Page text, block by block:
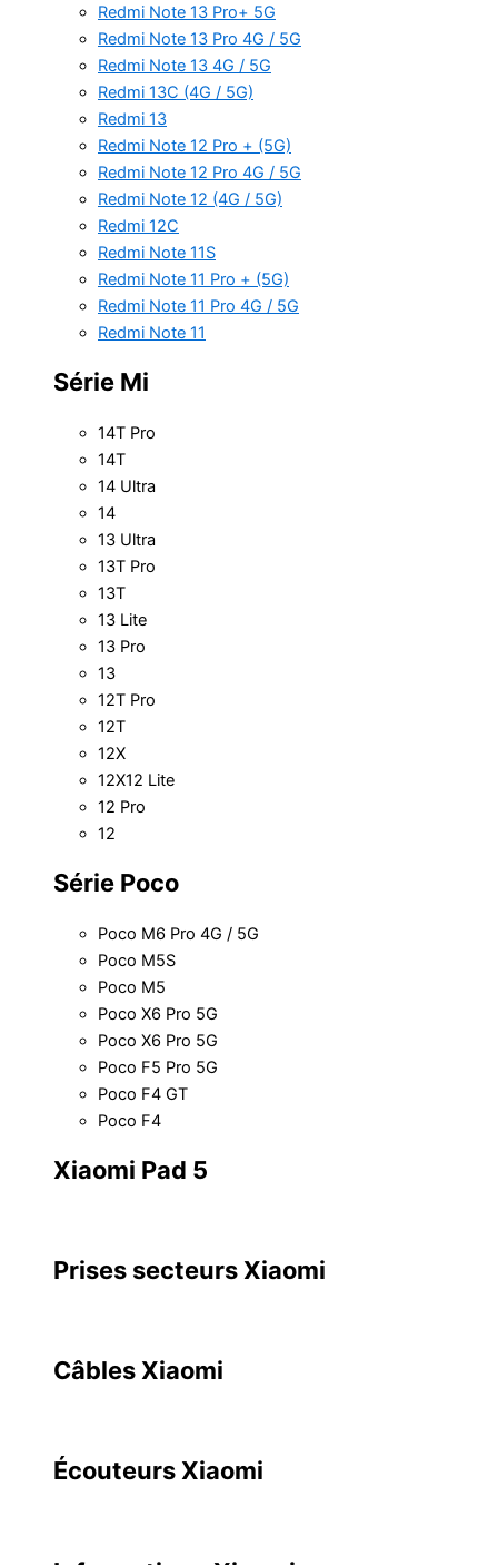
Redmi Note 13 Pro+ 5G
Redmi Note 13 Pro 4G / 5G
Redmi Note 13 4G / 5G
Redmi 13C (4G / 5G)
Redmi 13
Redmi Note 12 Pro + (5G)
Redmi Note 12 Pro 4G / 5G
Redmi Note 12 (4G / 5G)
Redmi 12C
Redmi Note 11S
Redmi Note 11 Pro + (5G)
Redmi Note 11 Pro 4G / 5G
Redmi Note 11
Série Mi
14T Pro
14T
14 Ultra
14
13 Ultra
13T Pro
13T
13 Lite
13 Pro
13
12T Pro
12T
12X
12X12 Lite
12 Pro
12
Série Poco
Poco M6 Pro 4G / 5G
Poco M5S
Poco M5
Poco X6 Pro 5G
Poco X6 Pro 5G
Poco F5 Pro 5G
Poco F4 GT
Poco F4
Xiaomi Pad 5
Prises secteurs Xiaomi
Câbles Xiaomi
Écouteurs Xiaomi